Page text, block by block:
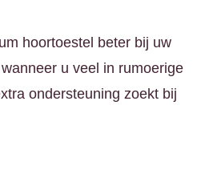
hoortoestel beter bij uw
u veel in rumoerige
ondersteuning zoekt bij